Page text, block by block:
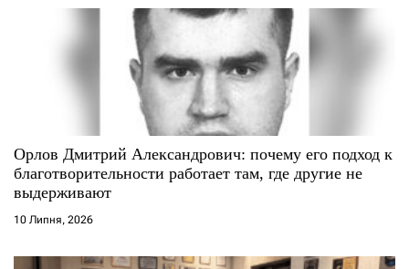
Орлов Дмитрий Александрович: почему его подход к
благотворительности работает там, где другие не
выдерживают
10 Липня, 2026